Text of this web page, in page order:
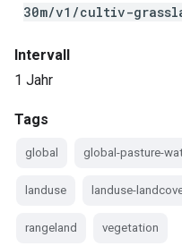
30m/v1/cultiv-
Intervall
1 Jahr
Tags
global global-pasture-
landuse landuse-
rangeland vegetation